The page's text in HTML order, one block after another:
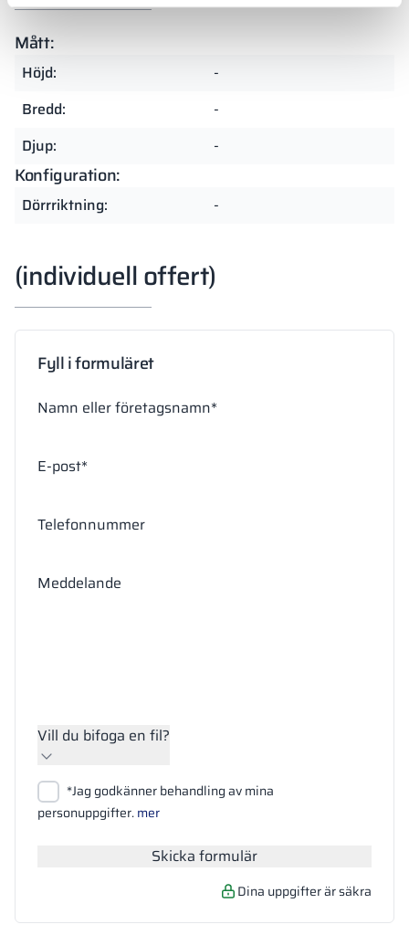
Mått:
Höjd:
-
Bredd:
-
Djup:
-
Konfiguration:
Dörrriktning: -
(individuell offert)
Fyll i formuläret
Namn eller företagsnamn*
E-post*
Telefonnummer
Meddelande
Vill du bifoga en fil?
Bifoga filer
Sök
*Jag godkänner behandling av mina
personuppgifter.mer
Skicka formulär
Dina uppgifter är säkra